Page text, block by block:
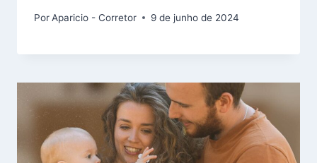
PorAparicio - Corretor 9 de junho de 2024